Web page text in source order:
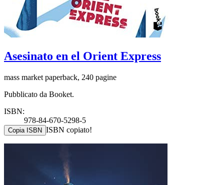
Asesinato en el Orient Express
mass market paperback, 240 pagine
Pubblicato da Booket.
ISBN:
978-84-670-5298-5
Copia ISBN ISBN copiato!